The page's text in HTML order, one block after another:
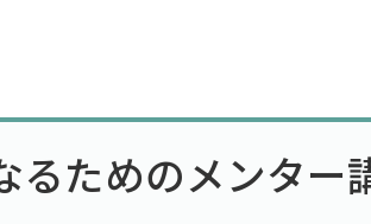
るためのメンター